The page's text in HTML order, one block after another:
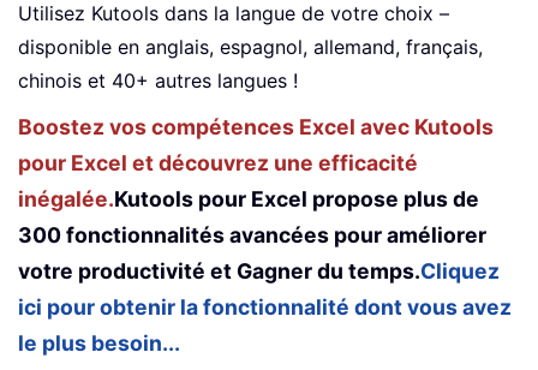
Utilisez Kutools dans la langue de votre choix –
disponible en anglais, espagnol, allemand, français,
chinois et 40+ autres langues !
Boostez vos compétences Excel avec Kutools
pour Excel et découvrez une efficacité
inégalée.Kutools pour Excel propose plus de
300 fonctionnalités avancées pour améliorer
votre productivité et Gagner du temps.Cliquez
ici pour obtenir la fonctionnalité dont vous avez
le plus besoin...